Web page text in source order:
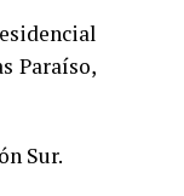
Paraíso,
Sur.